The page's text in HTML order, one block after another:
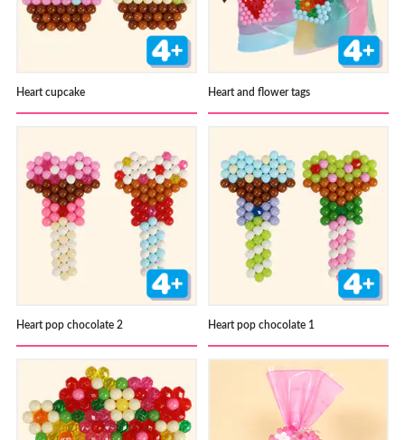
Heart cupcake Heart and flower tags
Heart pop chocolate 2 Heart pop chocolate 1